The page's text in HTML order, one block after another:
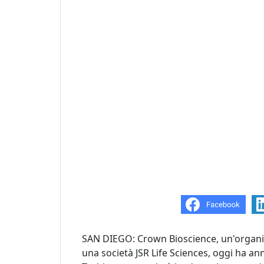
SAN DIEGO: Crown Bioscience,
una società JSR Life Sciences, oggi ha